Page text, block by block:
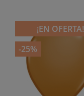
¡EN OFERTA!
-25%